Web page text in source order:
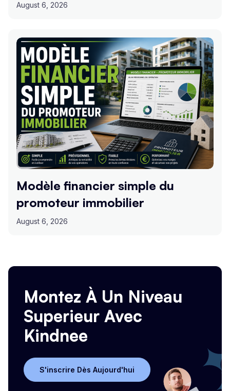
August 6, 2026
Modèle financier simple du
promoteur immobilier
August 6, 2026
Montez À Un Niveau
Superieur Avec
Kindnee
S'inscrire Dès Aujourd'hui
S'inscrire Dès Aujourd'hui